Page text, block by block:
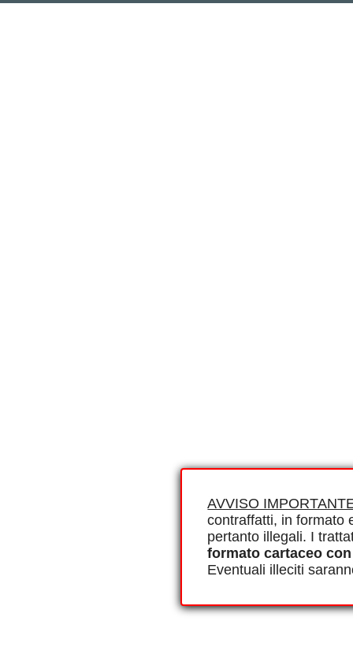
AVVISO
contraffatti, in formato
pertanto illegali. I
formato cartaceo
Eventuali illeciti